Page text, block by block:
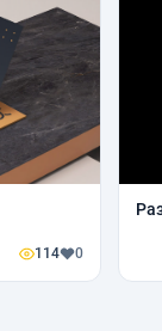
114 0